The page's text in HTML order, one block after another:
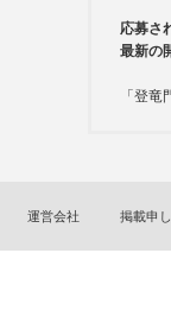
応募さ
最新の
「登竜
運営会社 掲載申